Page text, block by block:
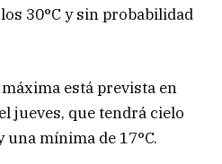
30°C y sin probabilidad
está prevista en
jueves, que tendrá cielo
mínima de 17°C.